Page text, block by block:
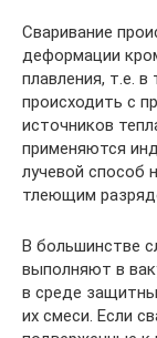
Сваривание
деформации
плавления, т.е.
происходить с
источников
применяются
лучевой способ
тлеющим
В большинстве
выполняют в
в среде
их смеси. Если